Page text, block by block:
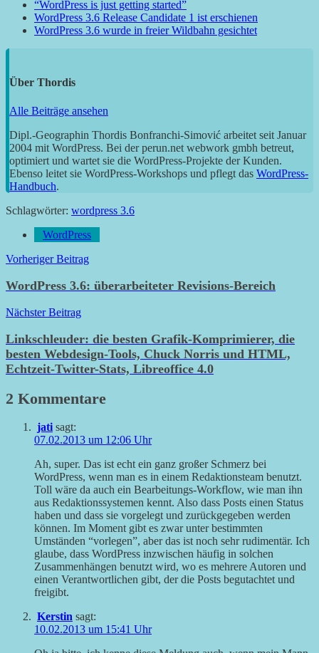
“WordPress is just getting started”
WordPress 3.6 Release Candidate 1 ist erschienen
WordPress 3.6 wurde in freier Wildbahn gesichtet
Über Thordis
Alle Beiträge ansehen
Dipl.-Geographin Thordis Bonfranchi-Simović arbeitet seit Januar
2004 mit WordPress. Bei der perun.net webwork gmbh betreut,
optimiert und wartet sie die WordPress-Projekte der Kunden.
Ebenso leitet sie WordPress-Workshops und pflegt das WordPress-
Handbuch.
Schlagwörter: wordpress 3.6
WordPress
Beitragsnavigation
Vorheriger Beitrag
WordPress 3.6: überarbeiteter Revisions-Bereich
Nächster Beitrag
Linkschleuder: die besten Grafik-Komprimierer, die
besten Webdesign-Tools, Chuck Norris und HTML,
Echtzeit-Twitter-Stats, Libreoffice 4.0
2 Kommentare
jati sagt:
07.02.2013 um 12:06 Uhr
Ah, super. Das ist echt ein ganz großer Schmerz bei
WordPress, wenn man es in einem Redaktionsteam benutzt.
Toll wäre da auch ein Bearbeitungs-Workflow, wie man ihn
aus Redaktionssystemen kennt. Also dass Posts einen Status
haben und dass sie vorgelegt und zurückgegeben werden
können. Im Moment gibt es zwar unter bestimmten
Umständen “vorlegen”, aber das ist noch sehr rudimentär. Ich
glaube, dass WordPress inzwischen häufig in solchen
Zusammenhängen benutzt wird, wo es mehrere Autoren und
einen Verantwortlichen gibt, der die Posts begutachtet und
freigibt.
Kerstin sagt:
10.02.2013 um 15:41 Uhr